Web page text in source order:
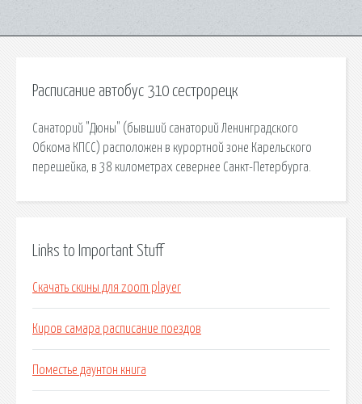
Расписание автобус 310 сестрорецк
Санаторий "Дюны" (бывший санаторий Ленинградского
Обкома КПСС) расположен в курортной зоне Карельского
перешейка, в 38 километрах севернее Санкт-Петербурга.
Links to Important Stuff
Скачать скины для zoom player
Киров самара расписание поездов
Поместье даунтон книга